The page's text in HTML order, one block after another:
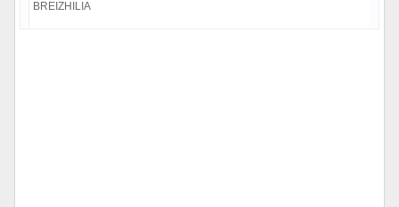
BREIZHILIA